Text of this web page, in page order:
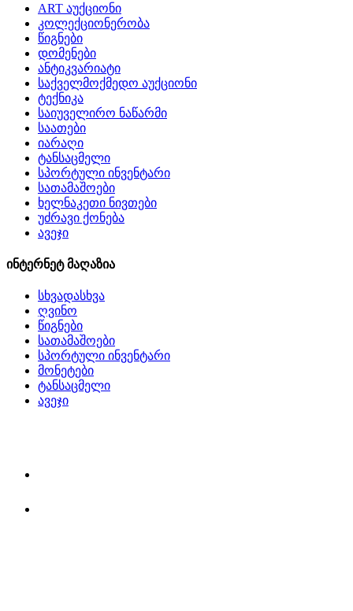
ART აუქციონი
კოლექციონერობა
წიგნები
დომენები
ანტიკვარიატი
საქველმოქმედო აუქციონი
ტექნიკა
საიუველირო ნაწარმი
საათები
იარაღი
ტანსაცმელი
სპორტული ინვენტარი
სათამაშოები
ხელნაკეთი ნივთები
უძრავი ქონება
ავეჯი
ინტერნეტ მაღაზია
სხვადასხვა
ღვინო
წიგნები
სათამაშოები
სპორტული ინვენტარი
მონეტები
ტანსაცმელი
ავეჯი